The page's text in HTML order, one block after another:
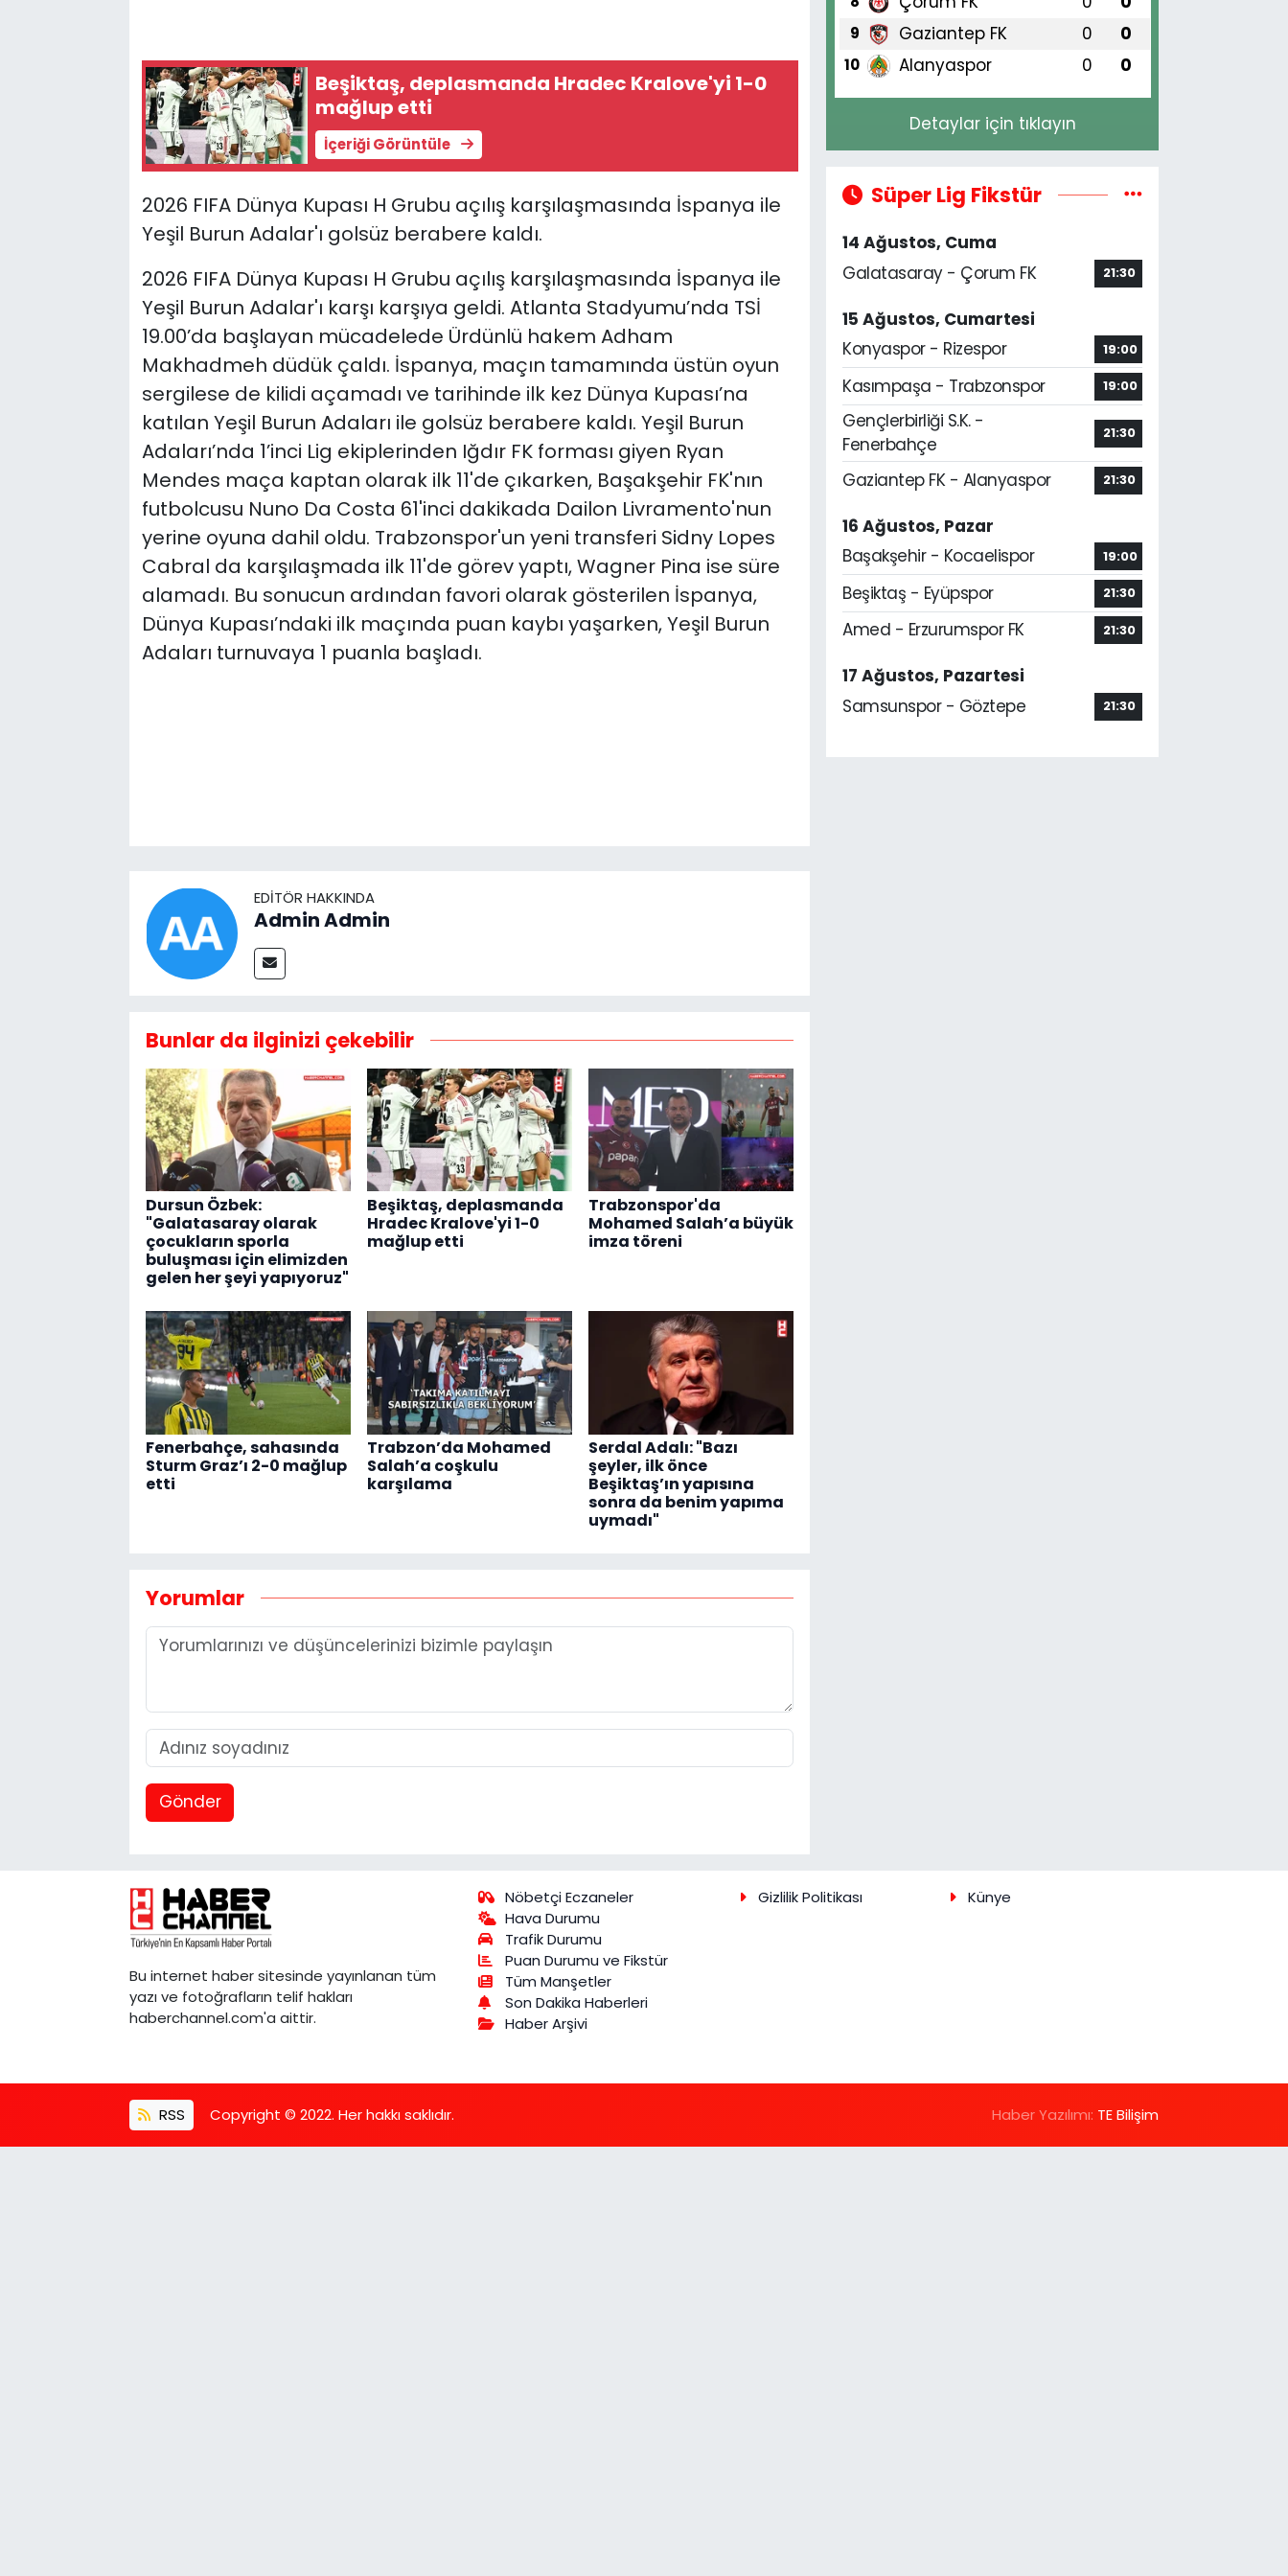
Beşiktaş, deplasmanda Hradec Kralove'yi 1-0
mağlup etti
İçeriği Görüntüle
2026 FIFA Dünya Kupası H Grubu açılış karşılaşmasında İspanya ile
Yeşil Burun Adalar'ı golsüz berabere kaldı.
2026 FIFA Dünya Kupası H Grubu açılış karşılaşmasında İspanya ile
Yeşil Burun Adalar'ı karşı karşıya geldi. Atlanta Stadyumu’nda TSİ
19.00’da başlayan mücadelede Ürdünlü hakem Adham
Makhadmeh düdük çaldı. İspanya, maçın tamamında üstün oyun
sergilese de kilidi açamadı ve tarihinde ilk kez Dünya Kupası’na
katılan Yeşil Burun Adaları ile golsüz berabere kaldı. Yeşil Burun
Adaları’nda 1’inci Lig ekiplerinden Iğdır FK forması giyen Ryan
Mendes maça kaptan olarak ilk 11'de çıkarken, Başakşehir FK'nın
futbolcusu Nuno Da Costa 61'inci dakikada Dailon Livramento'nun
yerine oyuna dahil oldu. Trabzonspor'un yeni transferi Sidny Lopes
Cabral da karşılaşmada ilk 11'de görev yaptı, Wagner Pina ise süre
alamadı. Bu sonucun ardından favori olarak gösterilen İspanya,
Dünya Kupası’ndaki ilk maçında puan kaybı yaşarken, Yeşil Burun
Adaları turnuvaya 1 puanla başladı.
EDITÖR HAKKINDA
Admin Admin
Bunlar da ilginizi çekebilir
Dursun Özbek:
"Galatasaray olarak
çocukların sporla
buluşması için elimizden
gelen her şeyi yapıyoruz"
Beşiktaş, deplasmanda
Hradec Kralove'yi 1-0
mağlup etti
Trabzonspor'da
Mohamed Salah’a büyük
imza töreni
Fenerbahçe, sahasında
Sturm Graz’ı 2-0 mağlup
etti
Trabzon’da Mohamed
Salah’a coşkulu
karşılama
Serdal Adalı: "Bazı
şeyler, ilk önce
Beşiktaş’ın yapısına
sonra da benim yapıma
uymadı"
Yorumlar
Gönder
9 Gaziantep FK 0 0
10 Alanyaspor 0 0
Detaylar için tıklayın
Süper Lig Fikstür
14 Ağustos, Cuma
Galatasaray - Çorum FK
21:30
15 Ağustos, Cumartesi
Konyaspor - Rizespor
19:00
Kasımpaşa - Trabzonspor 19:00
Gençlerbirliği S.K. -
Fenerbahçe
21:30
Gaziantep FK - Alanyaspor 21:30
16 Ağustos, Pazar
Başakşehir - Kocaelispor
19:00
Beşiktaş - Eyüpspor 21:30
Amed - Erzurumspor FK 21:30
17 Ağustos, Pazartesi
Samsunspor - Göztepe
21:30
Bu internet haber sitesinde yayınlanan tüm
yazı ve fotoğrafların telif hakları
haberchannel.com'a aittir.
Nöbetçi Eczaneler
Hava Durumu
Trafik Durumu
Puan Durumu ve Fikstür
Tüm Manşetler
Son Dakika Haberleri
Haber Arşivi
Gizlilik Politikası Künye
RSS Copyright © 2022. Her hakkı saklıdır. Haber Yazılımı: TE Bilişim